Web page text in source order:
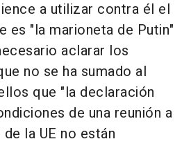
a utilizar contra él el
es "la marioneta de Putin"
aclarar los
no se ha sumado al
que "la declaración
de una reunión a
la UE no están